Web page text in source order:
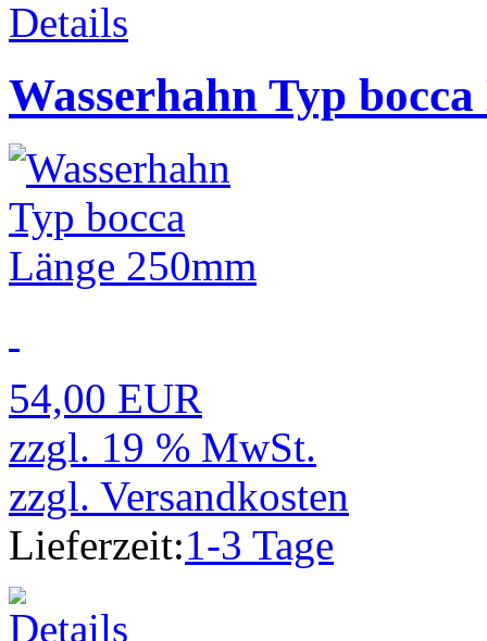
Wasserhahn Typ
54,00 EUR
zzgl. 19 % MwSt.
zzgl. Versandkosten
Lieferzeit:1-3 Tage